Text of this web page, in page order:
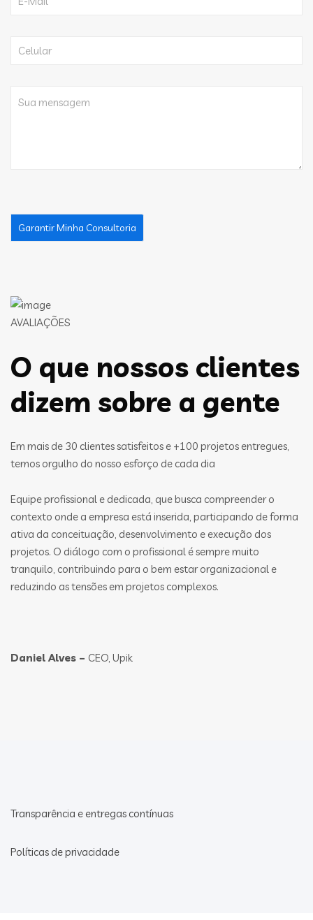
AVALIAÇÕES
O que nossos clientes
dizem sobre a gente
Em mais de 30 clientes satisfeitos e +100 projetos entregues,
temos orgulho do nosso esforço de cada dia
Equipe profissional e dedicada, que busca compreender o
contexto onde a empresa está inserida, participando de forma
ativa da conceituação, desenvolvimento e execução dos
projetos. O diálogo com o profissional é sempre muito
tranquilo, contribuindo para o bem estar organizacional e
reduzindo as tensões em projetos complexos.
Daniel Alves – CEO, Upik
Transparência e entregas contínuas
Políticas de privacidade